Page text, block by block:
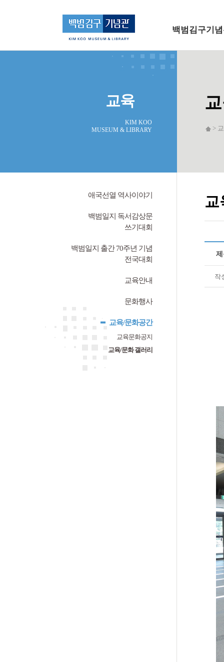
백범김구기
교육
KIM KOO
MUSEUM & LIBRARY
>
애국선열 역사이야기
백범일지 독서감상문
쓰기대회
백범일지 출간 70주년 기념
전국대회
교육안내
문화행사
교육/문화공간
교육문화공지
교육/문화 갤러리
교
작